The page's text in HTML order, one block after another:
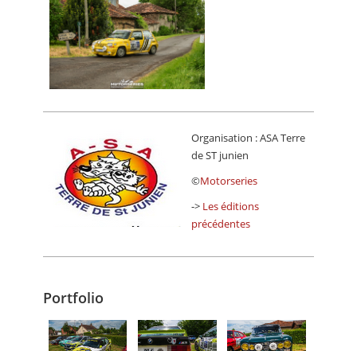
Organisation : ASA Terre
de ST junien
©Motorseries
-> Les éditions
précédentes
Portfolio